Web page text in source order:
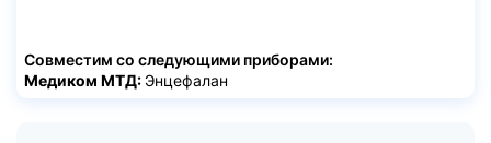
Совместим со следующими приборами:
Медиком МТД: Энцефалан